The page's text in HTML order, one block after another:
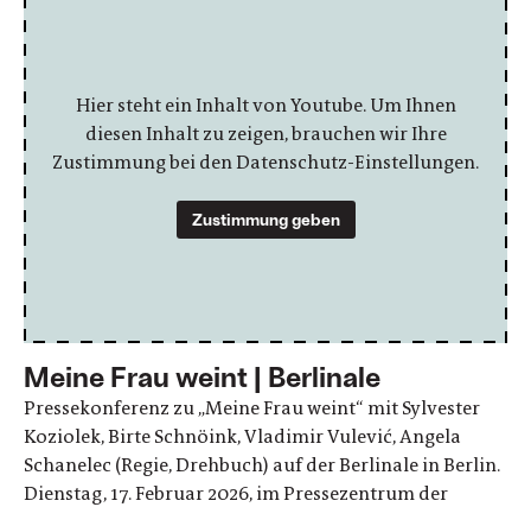
Hier steht ein Inhalt von Youtube. Um Ihnen
diesen Inhalt zu zeigen, brauchen wir Ihre
Zustimmung bei den Datenschutz-Einstellungen.
Zustimmung geben
Meine Frau weint | Berlinale
Pressekonferenz zu „Meine Frau weint“ mit Sylvester
Koziolek, Birte Schnöink, Vladimir Vulević, Angela
Schanelec (Regie, Drehbuch) auf der Berlinale in Berlin.
Dienstag, 17. Februar 2026, im Pressezentrum der